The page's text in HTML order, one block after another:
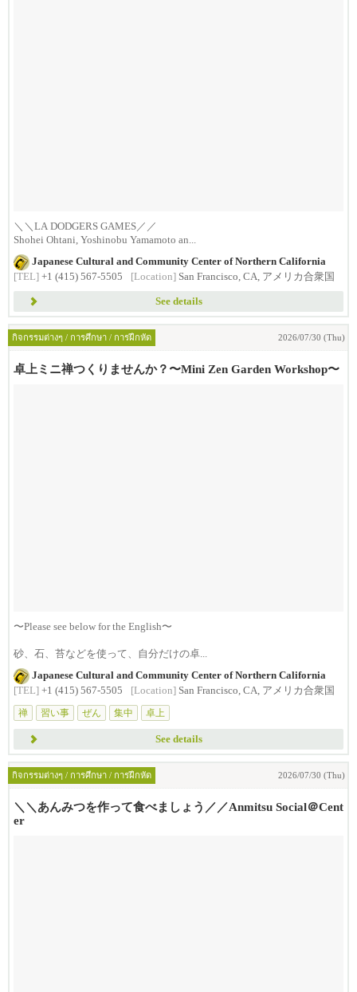
＼＼LA DODGERS GAMES／／
Shohei Ohtani, Yoshinobu Yamamoto an...
Japanese Cultural and Community Center of Northern California
[TEL] +1 (415) 567-5505 [Location] San Francisco, CA, アメリカ合衆国
See details
กิจกรรมต่างๆ / การศึกษา / การฝึกหัด 2026/07/30 (Thu)
卓上ミニ禅つくりませんか？〜Mini Zen Garden Workshop〜
〜Please see below for the English〜
砂、石、苔などを使って、自分だけの卓...
Japanese Cultural and Community Center of Northern California
[TEL] +1 (415) 567-5505 [Location] San Francisco, CA, アメリカ合衆国
禅
習い事 ぜん 集中 卓上
See details
กิจกรรมต่างๆ / การศึกษา / การฝึกหัด 2026/07/30 (Thu)
＼＼あんみつを作って食べましょう／／Anmitsu Social＠Cent
er